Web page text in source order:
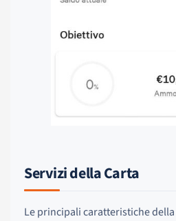
Servizi della Carta
Le principali caratteristiche della